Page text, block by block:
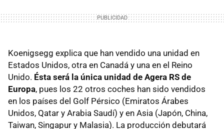
Koenigsegg explica que han vendido una unidad en
Estados Unidos, otra en Canadá y una en el Reino
Unido. Ésta será la única unidad de Agera RS de
Europa, pues los 22 otros coches han sido vendidos
en los países del Golf Pérsico (Emiratos Árabes
Unidos, Qatar y Arabia Saudí) y en Asia (Japón, China,
Taiwan, Singapur y Malasia). La producción debutará